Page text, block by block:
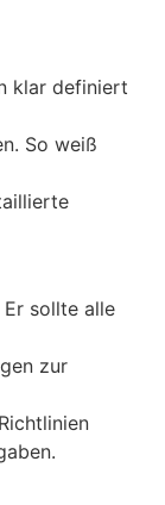
klar definiert
So weiß
sollte alle
zur